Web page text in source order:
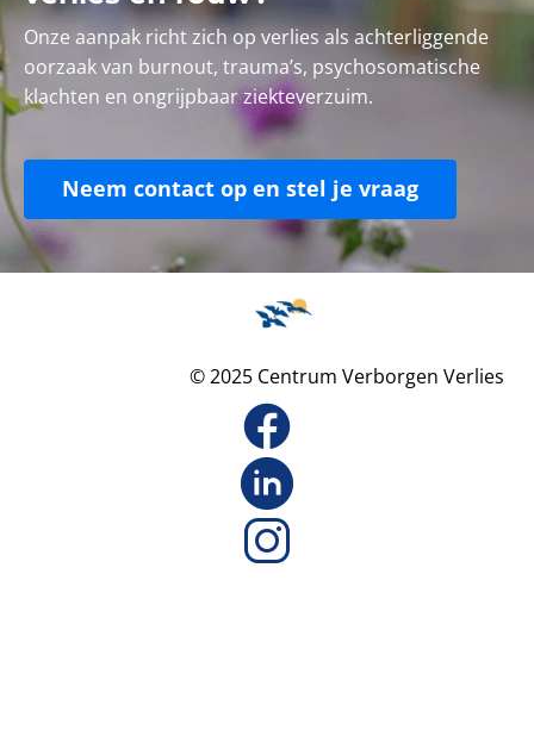
Onze aanpak richt zich op verlies als achterliggende
oorzaak van burnout, trauma’s, psychosomatische
klachten en ongrijpbaar ziekteverzuim.
Neem contact op en stel je vraag
© 2025 Centrum Verborgen Verlies